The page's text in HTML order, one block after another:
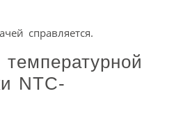
справляется.
NTC-